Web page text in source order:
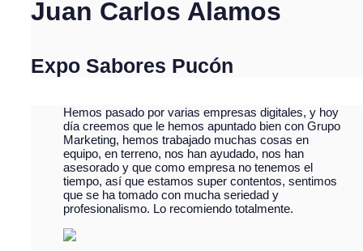
Juan Carlos Alamos
Expo Sabores Pucón
Hemos pasado por varias empresas digitales, y hoy
día creemos que le hemos apuntado bien con Grupo
Marketing, hemos trabajado muchas cosas en
equipo, en terreno, nos han ayudado, nos han
asesorado y que como empresa no tenemos el
tiempo, así que estamos super contentos, sentimos
que se ha tomado con mucha seriedad y
profesionalismo. Lo recomiendo totalmente.